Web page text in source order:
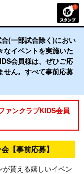
(一部試合除く)におい
なイベントを実施いた
会員様は、ぜひご応
せん。すべて事前応募
ァンクラブKIDS会員
【事前応募】
貰える嬉しいイベン